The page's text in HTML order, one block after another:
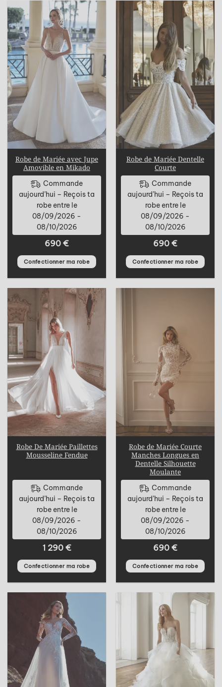
Robe de Mariée avec Jupe
Amovible en Mikado
Commande
aujourd’hui – Reçois ta
robe entre le
08/09/2026 -
08/10/2026
690 €
Confectionner ma robe
Robe de Mariée Dentelle
Courte
Commande
aujourd’hui – Reçois ta
robe entre le
08/09/2026 -
08/10/2026
690 €
Confectionner ma robe
Robe De Mariée Paillettes
Mousseline Fendue
Commande
aujourd’hui – Reçois ta
robe entre le
08/09/2026 -
08/10/2026
1 290 €
Confectionner ma robe
Robe de Mariée Courte
Manches Longues en
Dentelle Silhouette
Moulante
Commande
aujourd’hui – Reçois ta
robe entre le
08/09/2026 -
08/10/2026
690 €
Confectionner ma robe